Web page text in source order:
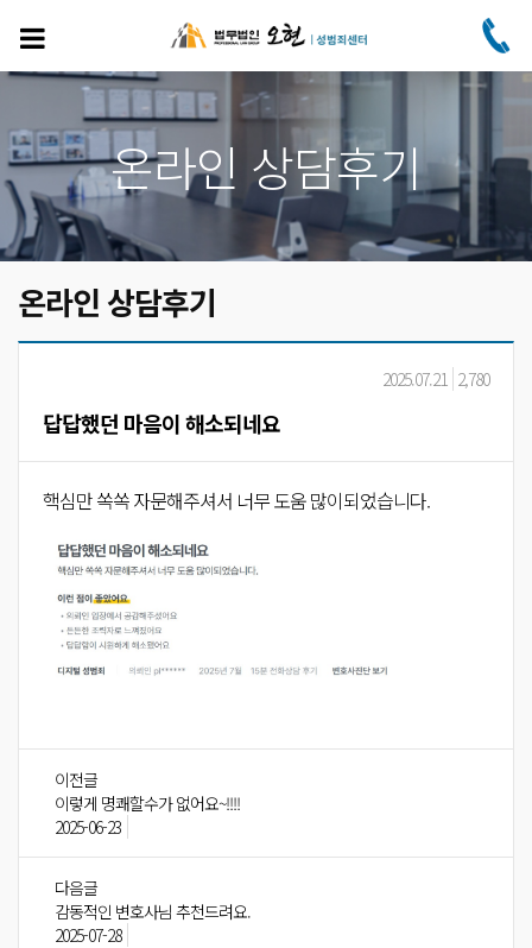
주
요
콘
로
건
너
뛰
기
온라인 상담후기
온라인 상담후기
2025.07.21 2,780
답답했던 마음이 해소되네요
핵심만 쏙쏙 자문해주셔서 너무 도움 많이되었습니다.
이전글
이렇게 명쾌할수가 없어요~!!!!
2025-06-23
다음글
감동적인 변호사님 추천드려요.
2025-07-28